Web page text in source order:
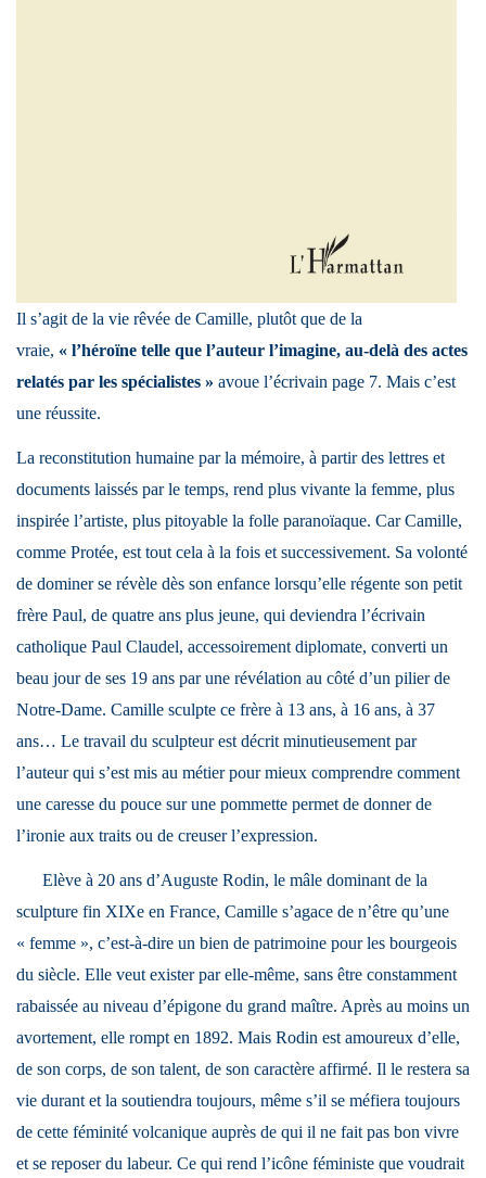
Il s’agit de la vie rêvée de Camille, plutôt que de la
vraie, « l’héroïne telle que l’auteur l’imagine, au-delà des actes
relatés par les spécialistes » avoue l’écrivain page 7. Mais c’est
une réussite.
La reconstitution humaine par la mémoire, à partir des lettres et
documents laissés par le temps, rend plus vivante la femme, plus
inspirée l’artiste, plus pitoyable la folle paranoïaque. Car Camille,
comme Protée, est tout cela à la fois et successivement. Sa volonté
de dominer se révèle dès son enfance lorsqu’elle régente son petit
frère Paul, de quatre ans plus jeune, qui deviendra l’écrivain
catholique Paul Claudel, accessoirement diplomate, converti un
beau jour de ses 19 ans par une révélation au côté d’un pilier de
Notre-Dame. Camille sculpte ce frère à 13 ans, à 16 ans, à 37
ans… Le travail du sculpteur est décrit minutieusement par
l’auteur qui s’est mis au métier pour mieux comprendre comment
une caresse du pouce sur une pommette permet de donner de
l’ironie aux traits ou de creuser l’expression.
Elève à 20 ans d’Auguste Rodin, le mâle dominant de la
sculpture fin XIXe en France, Camille s’agace de n’être qu’une
« femme », c’est-à-dire un bien de patrimoine pour les bourgeois
du siècle. Elle veut exister par elle-même, sans être constamment
rabaissée au niveau d’épigone du grand maître. Après au moins un
avortement, elle rompt en 1892. Mais Rodin est amoureux d’elle,
de son corps, de son talent, de son caractère affirmé. Il le restera sa
vie durant et la soutiendra toujours, même s’il se méfiera toujours
de cette féminité volcanique auprès de qui il ne fait pas bon vivre
et se reposer du labeur. Ce qui rend l’icône féministe que voudrait